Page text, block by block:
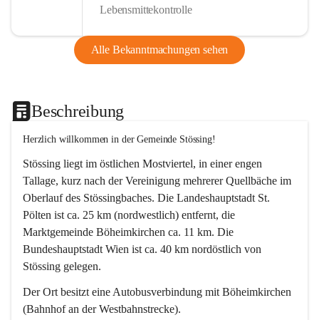
Lebensmittekontrolle
Alle Bekanntmachungen sehen
Beschreibung
Herzlich willkommen in der Gemeinde Stössing!
Stössing liegt im östlichen Mostviertel, in einer engen
Tallage, kurz nach der Vereinigung mehrerer Quellbäche im
Oberlauf des Stössingbaches. Die Landeshauptstadt St.
Pölten ist ca. 25 km (nordwestlich) entfernt, die
Marktgemeinde Böheimkirchen ca. 11 km. Die
Bundeshauptstadt Wien ist ca. 40 km nordöstlich von
Stössing gelegen.
Der Ort besitzt eine Autobusverbindung mit Böheimkirchen
(Bahnhof an der Westbahnstrecke).